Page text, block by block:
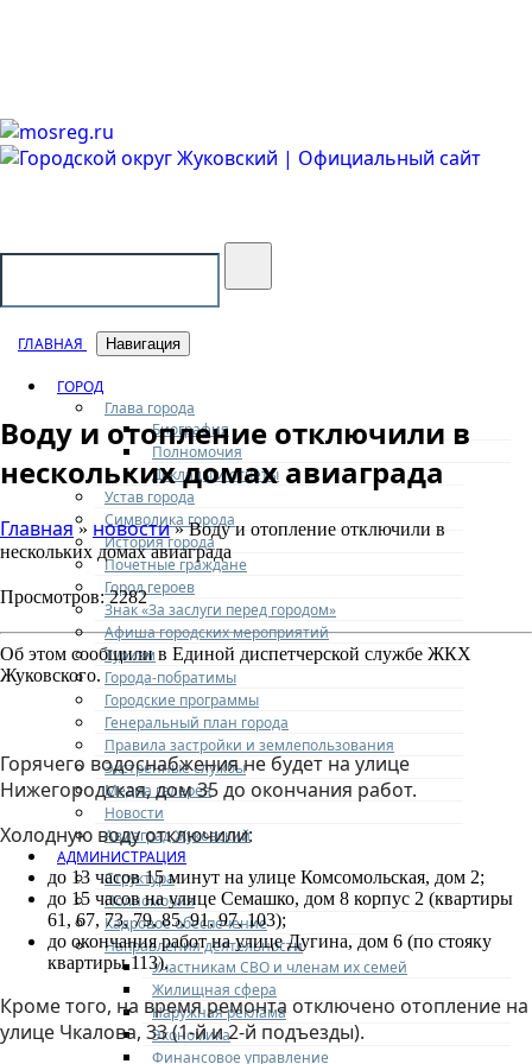
ГЛАВНАЯ Навигация
ГОРОД
Глава города
Биография
Полномочия
Доклады и отчеты
Устав города
Символика города
История города
Почетные граждане
Город героев
Знак «За заслуги перед городом»
Афиша городских мероприятий
Туризм
Города-побратимы
Городские программы
Генеральный план города
Правила застройки и землепользования
Экстренные службы
Медиа галерея
Новости
Авиаград Жуковский
АДМИНИСТРАЦИЯ
Структура
Полномочия
Кадровое обеспечение
Направления деятельности
Участникам СВО и членам их семей
Жилищная сфера
Наружная реклама
Экономика
Финансовое управление
Воду и отопление отключили в
нескольких домах авиаграда
Главная» новости» Воду и отопление отключили в
нескольких домах авиаграда
Просмотров: 2282
Об этом сообщили в Единой диспетчерской службе ЖКХ
Жуковского.
Горячего водоснабжения не будет на улице
Нижегородская, дом 35 до окончания работ.
Холодную воду отключили:
до 13 часов 15 минут на улице Комсомольская, дом 2;
до 15 часов на улице Семашко, дом 8 корпус 2 (квартиры
61, 67, 73, 79, 85, 91, 97, 103);
до окончания работ на улице Дугина, дом 6 (по стояку
квартиры 113).
Кроме того, на время ремонта отключено отопление на
улице Чкалова, 33 (1-й и 2-й подъезды).